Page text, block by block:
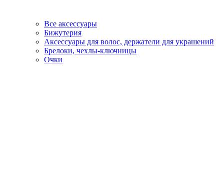
Все аксессуары
Бижутерия
Аксессуары для волос, держатели для украшений
Брелоки, чехлы-ключницы
Очки